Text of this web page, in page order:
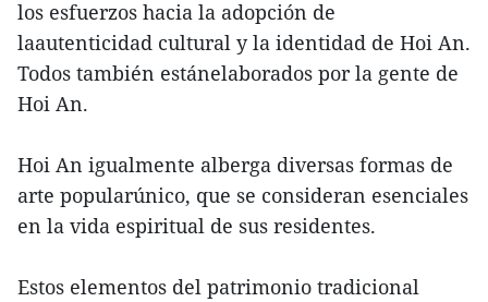
los esfuerzos hacia la adopción de
laautenticidad cultural y la identidad de Hoi An.
Todos también estánelaborados por la gente de
Hoi An.
Hoi An igualmente alberga diversas formas de
arte popularúnico, que se consideran esenciales
en la vida espiritual de sus residentes.
Estos elementos del patrimonio tradicional